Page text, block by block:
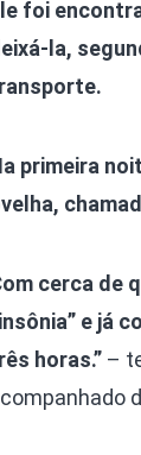
foi
la,
primeira
cerca de
e já
horas.”–